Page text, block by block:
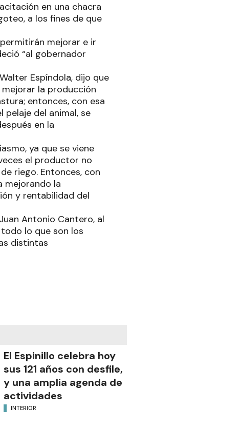
en una chacra
a los fines de que
mejorar e ir
“al gobernador
Espíndola, dijo que
la producción
entonces, con esa
del animal, se
en la
ya que se viene
el productor no
riego. Entonces, con
mejorando la
y rentabilidad del
Antonio Cantero, al
lo que son los
distintas
El Espinillo celebra hoy
sus 121 años con desfile,
y una amplia agenda de
actividades
INTERIOR